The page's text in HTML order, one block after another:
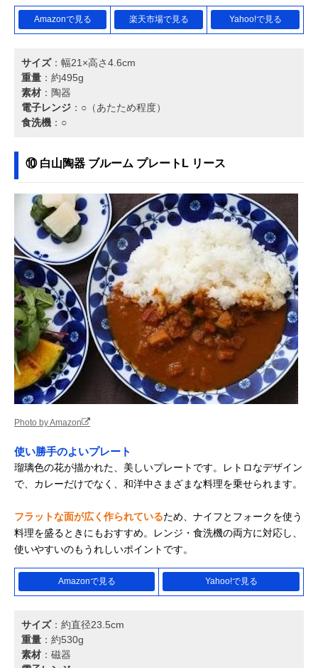
Amazonで見る 楽天市場で見る Yahoo!で見る
サイズ：幅21×高さ4.6cm
重量 ：約495g
素材 ：陶器
電子レンジ ：○（あたため程度）
食洗機 ：○
⑩ 白山陶器 ブルーム プレートL リース
Photo by Amazon
使い勝手のよいプレート
瑠璃色の花が描かれた、美しいプレートです。レトロなデザイン
で、カレーだけでなく、和洋中さまざまな料理を乗せられます。
フラットな面が広く作られているため、ナイフとフォークを使う
料理を盛るときにもおすすめ。レンジ・食洗機の両方に対応し、
使いやすいのもうれしいポイントです。
Amazonで見る Yahoo!で見る
サイズ：約直径23.5cm
重量 ：約530g
素材 ：磁器